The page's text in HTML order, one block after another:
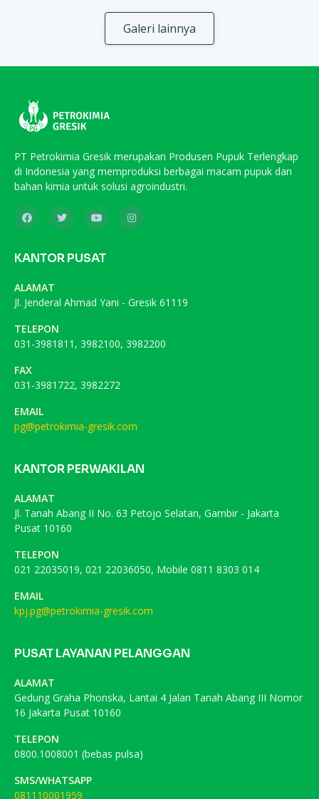
Galeri lainnya
PT Petrokimia Gresik merupakan Produsen Pupuk Terlengkap
di Indonesia yang memproduksi berbagai macam pupuk dan
bahan kimia untuk solusi agroindustri.
KANTOR PUSAT
ALAMAT
Jl. Jenderal Ahmad Yani - Gresik 61119
TELEPON
031-3981811, 3982100, 3982200
FAX
031-3981722, 3982272
EMAIL
pg@petrokimia-gresik.com
KANTOR PERWAKILAN
ALAMAT
Jl. Tanah Abang II No. 63 Petojo Selatan, Gambir - Jakarta
Pusat 10160
TELEPON
021 22035019, 021 22036050, Mobile 0811 8303 014
EMAIL
kpj.pg@petrokimia-gresik.com
PUSAT LAYANAN PELANGGAN
ALAMAT
Gedung Graha Phonska, Lantai 4 Jalan Tanah Abang III Nomor
16 Jakarta Pusat 10160
TELEPON
0800.1008001 (bebas pulsa)
SMS/WHATSAPP
081110001959